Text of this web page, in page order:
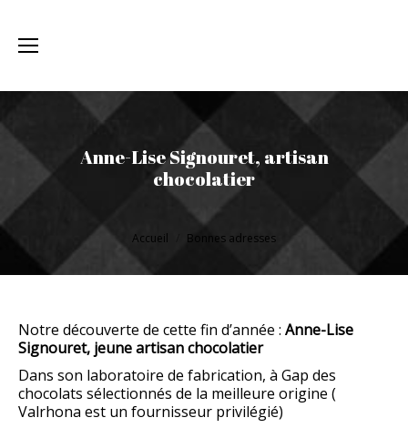
Anne-Lise Signouret, artisan
chocolatier
Vous êtes ici : Accueil Bonnes adresses
Notre découverte de cette fin d’année : Anne-Lise
Signouret, jeune artisan chocolatier
Dans son laboratoire de fabrication, à Gap des
chocolats sélectionnés de la meilleure origine (
Valrhona est un fournisseur privilégié)